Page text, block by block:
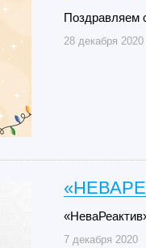
Поздравляем
28 декабря 2020
7 декабря 2020